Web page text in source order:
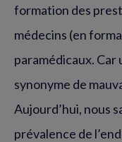
formation des
médecins (en
paramédicaux. Car
synonyme de
Aujourd’hui, nous
prévalence de